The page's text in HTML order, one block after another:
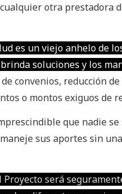
otra prestadora
es un viejo anhelo de
soluciones y los
convenios, reducción
o montos exiguos de
que nadie
sus aportes sin
Proyecto será